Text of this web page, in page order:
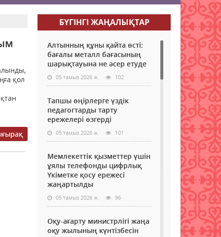
қол
БҮГІНГI ЖАҢАЛЫҚТАР
Алтынның құны қайта өсті:
бағалы металл бағасының
шарықтауына не әсер етуде
05 тамыз 2026 ж. 102
Тапшы өңірлерге үздік
педагогтарды тарту
ережелері өзгерді
05 тамыз 2026 ж. 101
Мемлекеттік қызметтер үшін
ұялы телефонды цифрлық
Үкіметке қосу ережесі
жаңартылды
05 тамыз 2026 ж. 96
Оқу-ағарту министрлігі жаңа
оқу жылының күнтізбесін